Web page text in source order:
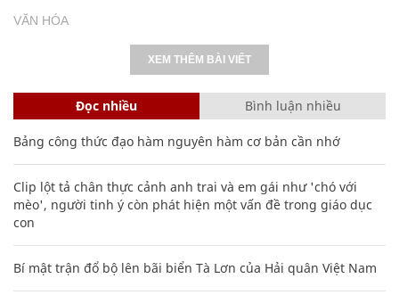
VĂN HÓA
XEM THÊM BÀI VIẾT
Đọc nhiều Bình luận nhiều
Bảng công thức đạo hàm nguyên hàm cơ bản cần nhớ
Clip lột tả chân thực cảnh anh trai và em gái như 'chó với
mèo', người tinh ý còn phát hiện một vấn đề trong giáo dục
con
Bí mật trận đổ bộ lên bãi biển Tà Lơn của Hải quân Việt Nam